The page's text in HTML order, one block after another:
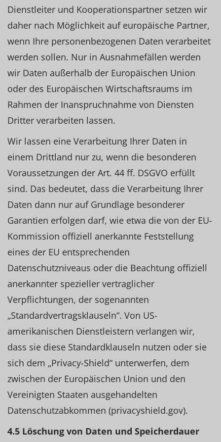
Dienstleiter und Kooperationspartner setzen wir
daher nach Möglichkeit auf europäische Partner,
wenn Ihre personenbezogenen Daten verarbeitet
werden sollen. Nur in Ausnahmefällen werden
wir Daten außerhalb der Europäischen Union
oder des Europäischen Wirtschaftsraums im
Rahmen der Inanspruchnahme von Diensten
Dritter verarbeiten lassen.
Wir lassen eine Verarbeitung Ihrer Daten in
einem Drittland nur zu, wenn die besonderen
Voraussetzungen der Art. 44 ff. DSGVO erfüllt
sind. Das bedeutet, dass die Verarbeitung Ihrer
Daten dann nur auf Grundlage besonderer
Garantien erfolgen darf, wie etwa die von der EU-
Kommission offiziell anerkannte Feststellung
eines der EU entsprechenden
Datenschutzniveaus oder die Beachtung offiziell
anerkannter spezieller vertraglicher
Verpflichtungen, der sogenannten
„Standardvertragsklauseln“. Von US-
amerikanischen Dienstleistern verlangen wir,
dass sie diese Standardklauseln nutzen oder sie
sich dem „Privacy-Shield“ unterwerfen, dem
zwischen der Europäischen Union und den
Vereinigten Staaten ausgehandelten
Datenschutzabkommen (privacyshield.gov).
4.5 Löschung von Daten und Speicherdauer